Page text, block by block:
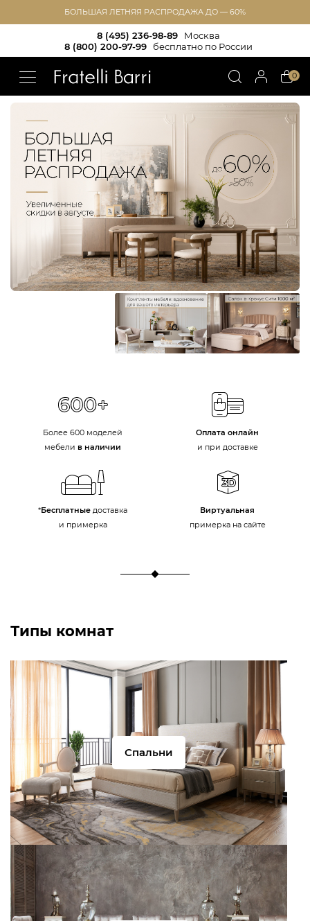
БОЛЬШАЯ ЛЕТНЯЯ РАСПРОДАЖА ДО — 60%
8 (495) 236-98-89
Москва
8 (800) 200-97-99
бесплатно по России
0
Более 600 моделей
мебели в наличии
Оплата онлайн
и при доставке
*Бесплатные доставка
и примерка
Виртуальная
примерка на сайте
Типы комнат
Спальни